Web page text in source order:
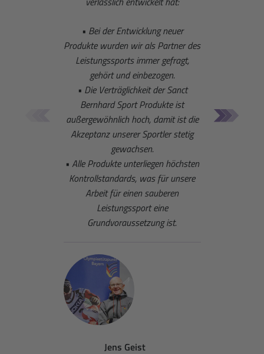
• Bei der Entwicklung neuer
Produkte wurden wir als Partner des
Leistungssports immer gefragt,
gehört und einbezogen.
• Die Verträglichkeit der Sanct
Bernhard Sport Produkte ist
außergewöhnlich hoch, damit ist die
Akzeptanz unserer Sportler stetig
gewachsen.
• Alle Produkte unterliegen höchsten
Kontrollstandards, was für unsere
Arbeit für einen sauberen
Leistungssport eine
Grundvoraussetzung ist.
Jens Geist